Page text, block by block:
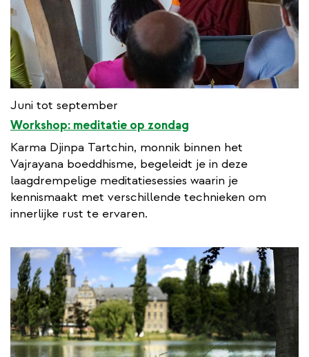
Juni tot september
Workshop: meditatie op zondag
Karma Djinpa Tartchin, monnik binnen het
Vajrayana boeddhisme, begeleidt je in deze
laagdrempelige meditatiesessies waarin je
kennismaakt met verschillende technieken om
innerlijke rust te ervaren.